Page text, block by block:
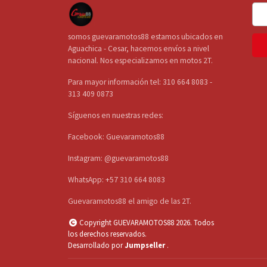
somos guevaramotos88 estamos ubicados en
Aguachica - Cesar, hacemos envíos a nivel
nacional. Nos especializamos en motos 2T.
Para mayor información tel: 310 664 8083 -
313 409 0873
Síguenos en nuestras redes:
Facebook: Guevaramotos88
Instagram: @guevaramotos88
WhatsApp: +57 310 664 8083
Guevaramotos88 el amigo de las 2T.
Copyright GUEVARAMOTOS88 2026. Todos
los derechos reservados.
Desarrollado porJumpseller .